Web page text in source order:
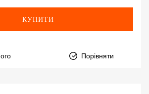
КУПИТИ
Порівняти